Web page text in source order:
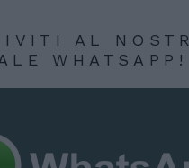
AL
WHATSAPP!